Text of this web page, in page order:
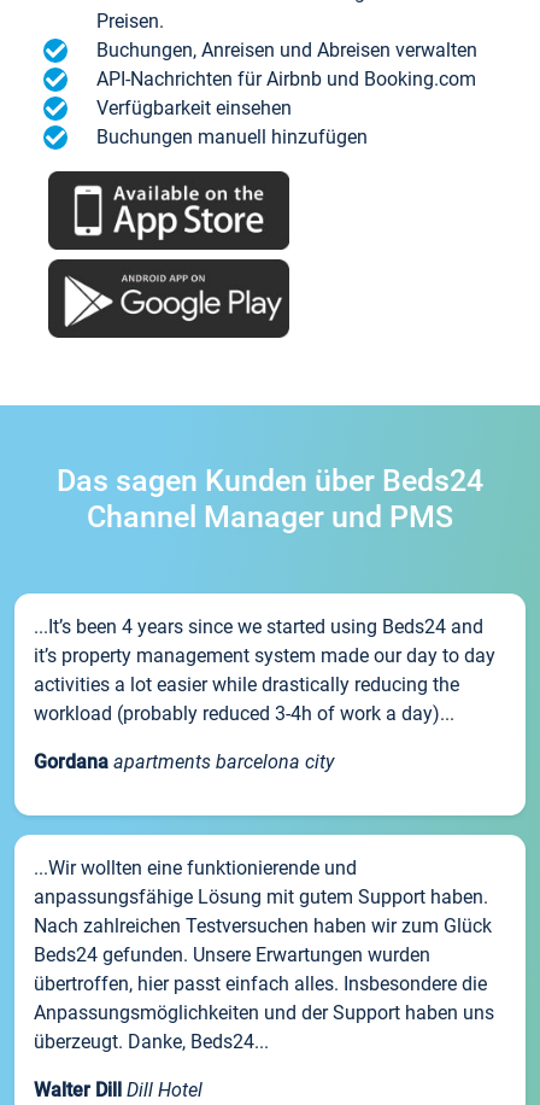
Preisen.
Buchungen, Anreisen und Abreisen verwalten
API-Nachrichten für Airbnb und Booking.com
Verfügbarkeit einsehen
Buchungen manuell hinzufügen
Das sagen Kunden über Beds24
Channel Manager und PMS
...It’s been 4 years since we started using Beds24 and
it’s property management system made our day to day
activities a lot easier while drastically reducing the
workload (probably reduced 3-4h of work a day)...
Gordana apartments barcelona city
...Wir wollten eine funktionierende und
anpassungsfähige Lösung mit gutem Support haben.
Nach zahlreichen Testversuchen haben wir zum Glück
Beds24 gefunden. Unsere Erwartungen wurden
übertroffen, hier passt einfach alles. Insbesondere die
Anpassungsmöglichkeiten und der Support haben uns
überzeugt. Danke, Beds24...
Walter Dill Dill Hotel